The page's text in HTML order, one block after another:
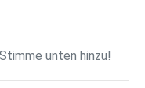
unten hinzu!